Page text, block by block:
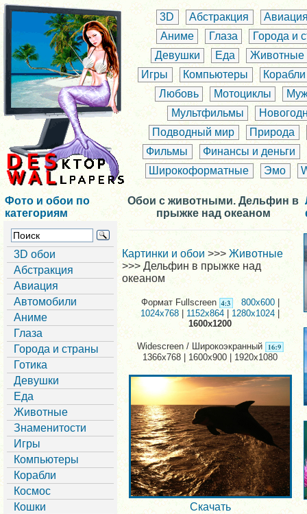
3D Абстракция
Аниме
Глаза
Города и
Девушки
Еда
Животные
Игры
Компьютеры
Корабли
Любовь
Мотоциклы
Мультфильмы
Подводный мир
Природа
Фильмы
Финансы и деньги
Широкоформатные
Эмо
Фото и обои по
категориям
3D обои
Абстракция
Авиация
Автомобили
Аниме
Глаза
Города и страны
Готика
Девушки
Еда
Животные
Знаменитости
Игры
Компьютеры
Корабли
Космос
Кошки
Обои с животными. Дельфин в
прыжке над океаном
Картинки и обои >>> Животные
>>> Дельфин в прыжке над
океаном
Формат Fullscreen 800x600
1024x768
1152x864| 1280x1024
1600x1200
Widescreen / Широкоэкранный
1366x768 | 1600x900 | 1920x1080
Скачать